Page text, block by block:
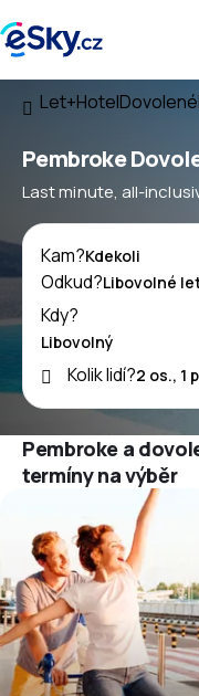
Let+HotelDovolené
Pembroke
Last minute, all-
Kam?
Odkud?
Kdy?
Kolik lidí?
Pembroke a
termíny na výběr